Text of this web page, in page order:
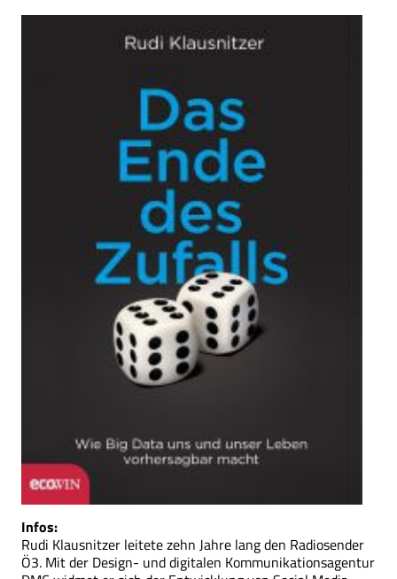
Infos:
Rudi Klausnitzer leitete zehn Jahre lang den Radiosender
Ö3. Mit der Design- und digitalen Kommunikationsagentur